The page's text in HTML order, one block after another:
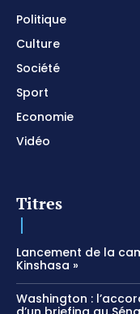
Politique
Culture
Société
Sport
Economie
Vidéo
Titres
Lancement de la
Kinshasa »
Washington :